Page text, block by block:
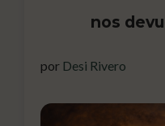
nos
por Desi Rivero